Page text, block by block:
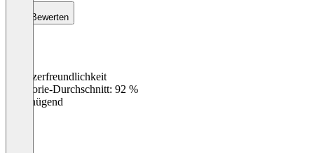
Bewerten
Benutzerfreundlichkeit
Kategorie-Durchschnitt: 92 %
Ungenügend